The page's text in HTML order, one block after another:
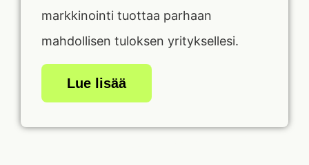
markkinointi tuottaa parhaan
mahdollisen tuloksen yrityksellesi.
Lue lisää